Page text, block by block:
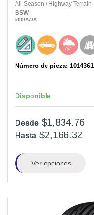
All-Season / Highway Terrain
BSW
500/AA/A
Número de pieza: 1014361
Disponible
Desde $1,834.76
Hasta $2,166.32
Ver opciones